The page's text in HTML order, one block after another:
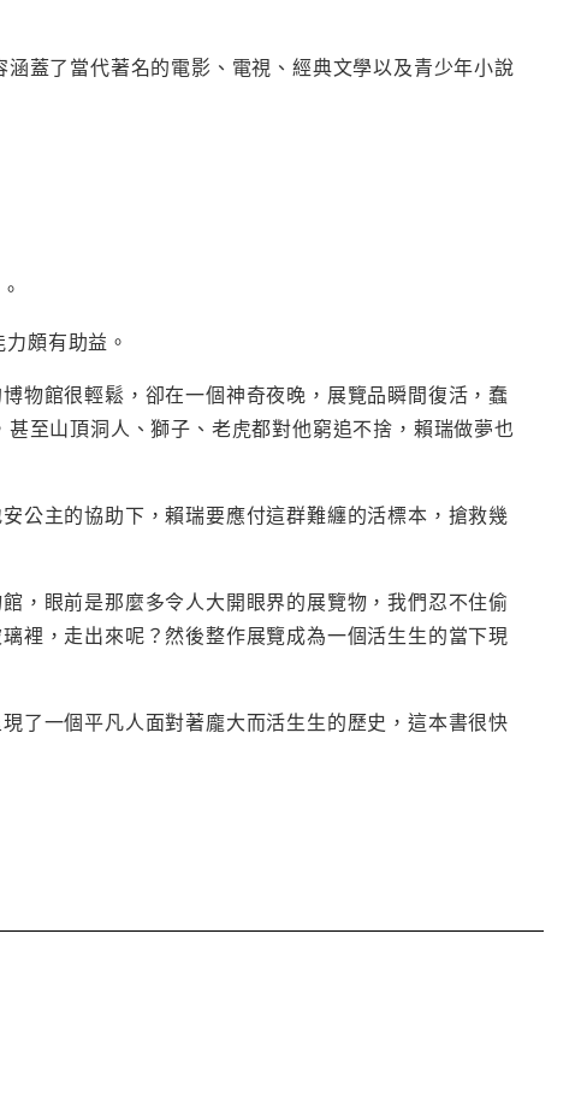
蓋了當代著名的電影、電視、經典文學以及青少年小說
頗有助益。
物館很輕鬆，卻在一個神奇夜晚，展覽品瞬間復活，蠢
至山頂洞人、獅子、老虎都對他窮追不捨，賴瑞做夢也
公主的協助下，賴瑞要應付這群難纏的活標本，搶救幾
，眼前是那麼多令人大開眼界的展覽物，我們忍不住偷
裡，走出來呢？然後整作展覽成為一個活生生的當下現
了一個平凡人面對著龐大而活生生的歷史，這本書很快